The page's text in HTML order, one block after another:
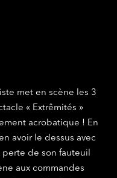
met en scène les 3
« Extrêmités »
acrobatique ! En
avoir le dessus avec
perte de son fauteuil
aux commandes